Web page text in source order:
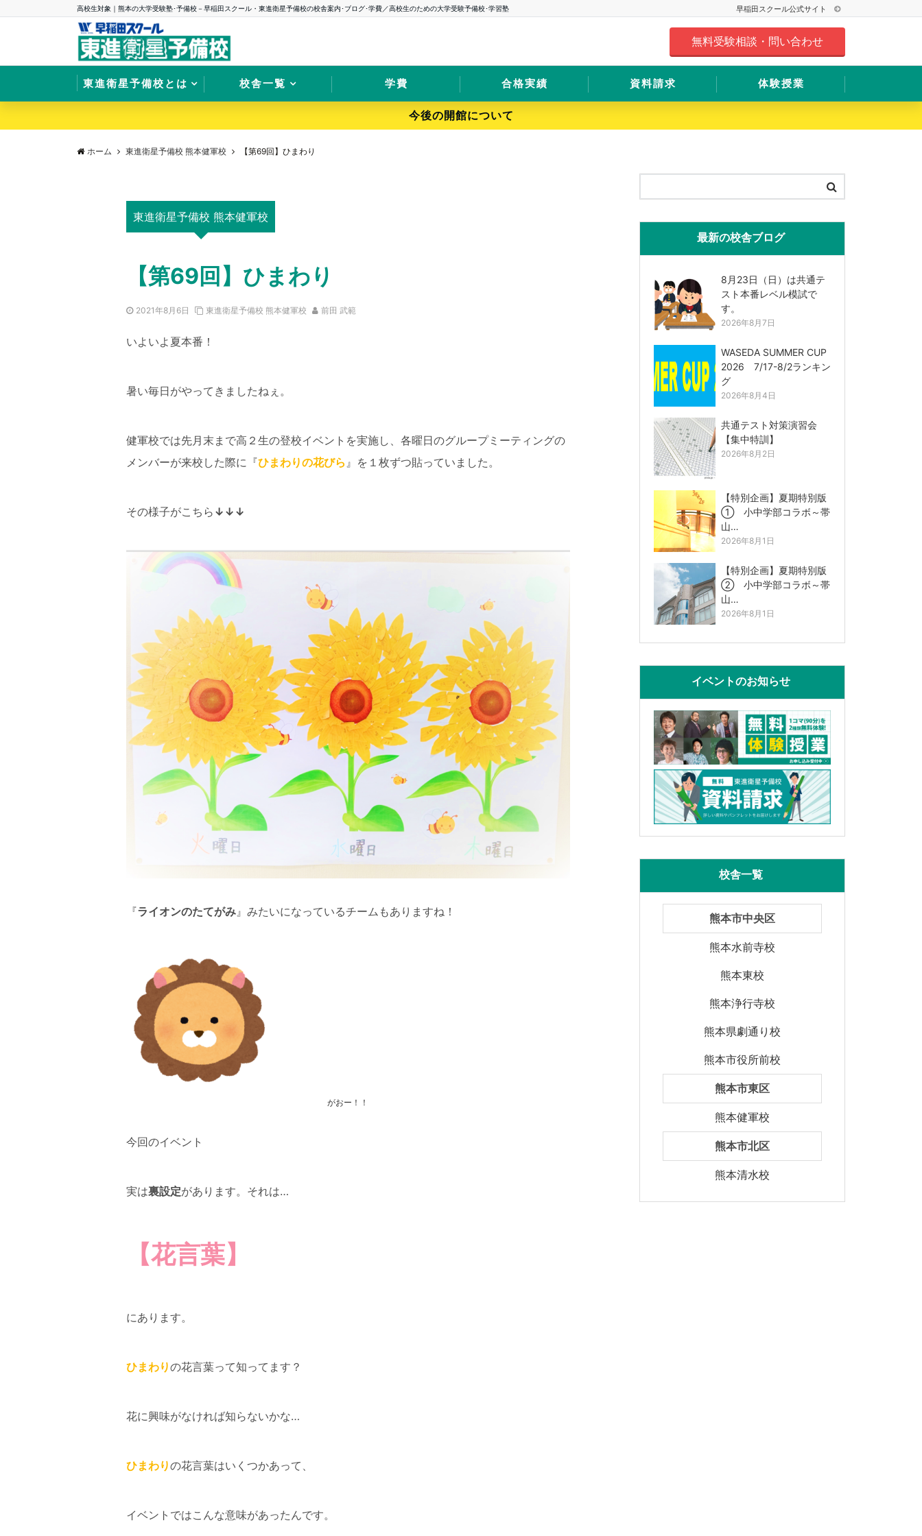
高校生対象｜熊本の大学受験塾･予備校－早稲田スクール・東進衛星予備校の校舎案内･ブログ･学費／高校生のための大学受験予備校･学習塾 早稲田スクール公式サイト
無料受験相談・問い合わせ
東進衛星予備校とは 校舎一覧 学費 合格実績 資料請求 体験授業
今後の開館について
ホーム 東進衛星予備校 熊本健軍校 【第69回】ひまわり
東進衛星予備校 熊本健軍校
【第69回】ひまわり
2021年8月6日 東進衛星予備校 熊本健軍校 前田 武範
いよいよ夏本番！
暑い毎日がやってきましたねぇ。
健軍校では先月末まで高２生の登校イベントを実施し、各曜日のグループミーティングの
メンバーが来校した際に『ひまわりの花びら 』を１枚ずつ貼っていました。
その様子がこちら ↓↓↓
『ライオンのたてがみ 』みたいになっているチームもありますね！
がおー！！
今回のイベント
実は裏設定があります。それは…
【花言葉】
にあります。
ひまわりの花言葉って知ってます？
花に興味がなければ知らないかな…
ひまわりの花言葉はいくつかあって、
イベントではこんな意味があったんです。
最新の校舎ブログ
8月23日（日）は共通テ
スト本番レベル模試で
す。
2026年8月7日
WASEDA SUMMER CUP
2026 7/17-8/2ランキン
グ
2026年8月4日
共通テスト対策演習会
【集中特訓】
2026年8月2日
【特別企画】夏期特別版
① 小中学部コラボ～帯
山…
2026年8月1日
【特別企画】夏期特別版
② 小中学部コラボ～帯
山…
2026年8月1日
イベントのお知らせ
校舎一覧
熊本市中央区
熊本水前寺校
熊本東校
熊本浄行寺校
熊本県劇通り校
熊本市役所前校
熊本市東区
熊本健軍校
熊本市北区
熊本清水校